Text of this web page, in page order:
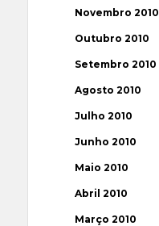
Novembro 2010
Outubro 2010
Setembro 2010
Agosto 2010
Julho 2010
Junho 2010
Maio 2010
Abril 2010
Março 2010